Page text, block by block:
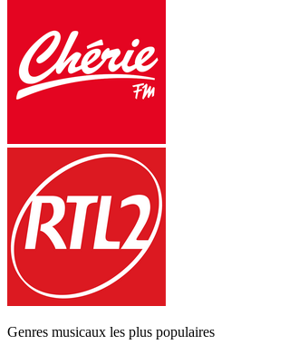
Genres musicaux les plus populaires